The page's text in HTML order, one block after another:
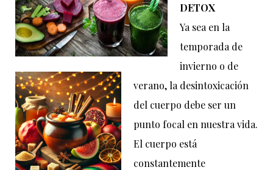
DETOX
Ya sea en la
temporada de
invierno o de
verano, la desintoxicación
del cuerpo debe ser un
punto focal en nuestra vida.
El cuerpo está
constantemente